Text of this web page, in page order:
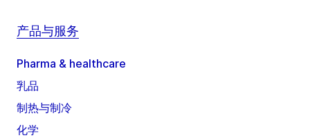
产品与服务
Pharma & healthcare
乳品
制热与制冷
化学